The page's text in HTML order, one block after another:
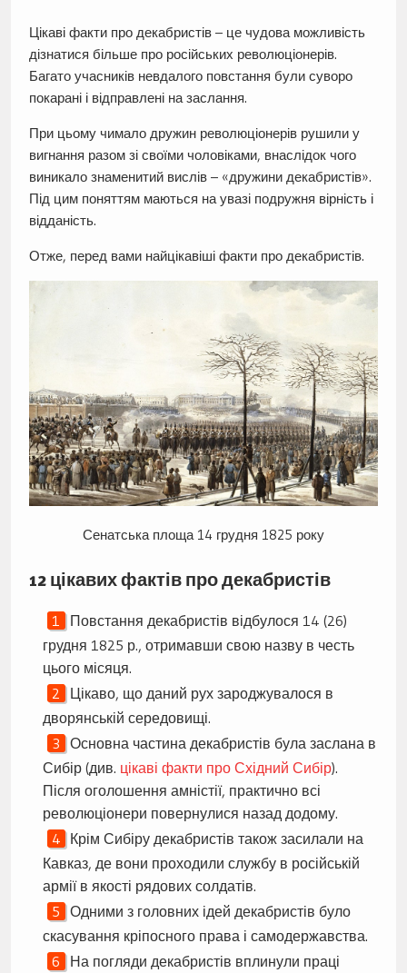
Цікаві факти про декабристів – це чудова можливість
дізнатися більше про російських революціонерів.
Багато учасників невдалого повстання були суворо
покарані і відправлені на заслання.
При цьому чимало дружин революціонерів рушили у
вигнання разом зі своїми чоловіками, внаслідок чого
виникало знаменитий вислів – «дружини декабристів».
Під цим поняттям маються на увазі подружня вірність і
відданість.
Отже, перед вами найцікавіші факти про декабристів.
Сенатська площа 14 грудня 1825 року
12 цікавих фактів про декабристів
Повстання декабристів відбулося 14 (26)
грудня 1825 р., отримавши свою назву в честь
цього місяця.
Цікаво, що даний рух зароджувалося в
дворянській середовищі.
Основна частина декабристів була заслана в
Сибір (див. цікаві факти про Східний Сибір).
Після оголошення амністії, практично всі
революціонери повернулися назад додому.
Крім Сибіру декабристів також засилали на
Кавказ, де вони проходили службу в російській
армії в якості рядових солдатів.
Одними з головних ідей декабристів було
скасування кріпосного права і самодержавства.
На погляди декабристів вплинули праці